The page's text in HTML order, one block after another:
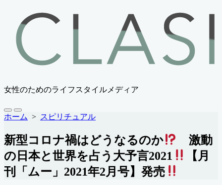
ッ
女性のためのライフスタイルメディア
検
索
り
え
メ
ニ
ー
ホーム > スピリチュアル
新型コロナ禍はどうなるのか
激動
の日本と世界を占う大予言2021
【月
刊「ムー」2021年2月号】発売